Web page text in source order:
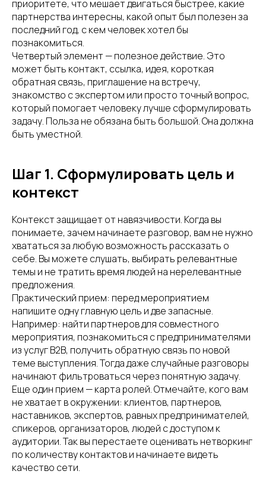
приоритете, что мешает двигаться быстрее, какие
партнерства интересны, какой опыт был полезен за
последний год, с кем человек хотел бы
познакомиться.
Четвертый элемент — полезное действие. Это
может быть контакт, ссылка, идея, короткая
обратная связь, приглашение на встречу,
знакомство с экспертом или просто точный вопрос,
который помогает человеку лучше сформулировать
задачу. Польза не обязана быть большой. Она должна
быть уместной.
Шаг 1. Сформулировать цель и
контекст
Контекст защищает от навязчивости. Когда вы
понимаете, зачем начинаете разговор, вам не нужно
хвататься за любую возможность рассказать о
себе. Вы можете слушать, выбирать релевантные
темы и не тратить время людей на нерелевантные
предложения.
Практический прием: перед мероприятием
напишите одну главную цель и две запасные.
Например: найти партнеров для совместного
мероприятия, познакомиться с предпринимателями
из услуг B2B, получить обратную связь по новой
теме выступления. Тогда даже случайные разговоры
начинают фильтроваться через понятную задачу.
Еще один прием — карта ролей. Отмечайте, кого вам
не хватает в окружении: клиентов, партнеров,
наставников, экспертов, равных предпринимателей,
спикеров, организаторов, людей с доступом к
аудитории. Так вы перестаете оценивать нетворкинг
по количеству контактов и начинаете видеть
качество сети.